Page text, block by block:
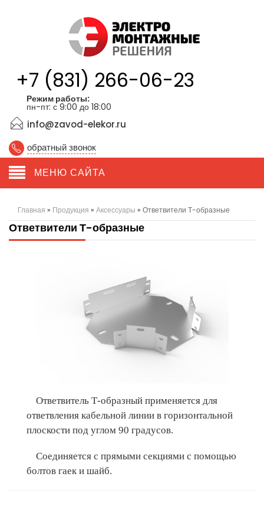
+7 (831) 266-06-23
Режим работы:
пн-пт: с 9:00 до 18:00
info@zavod-elekor.ru
обратный звонок
МЕНЮ САЙТА
Главная » Продукция » Аксессуары » Ответвители Т-образные
Ответвители Т-образные
Ответвитель Т-образный применяется для
ответвления кабельной линии в горизонтальной
плоскости под углом 90 градусов.
Соединяется с прямыми секциями с помощью
болтов гаек и шайб.